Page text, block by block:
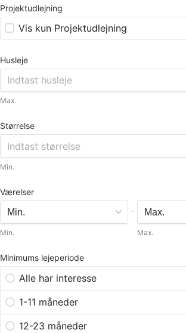
Projektudlejning
Vis kun Projektudlejning
Husleje
Max.
Størrelse
Min.
Værelser
Min.
-
Max.
Minimums lejeperiode
Alle har interesse
1-11 måneder
12-23 måneder